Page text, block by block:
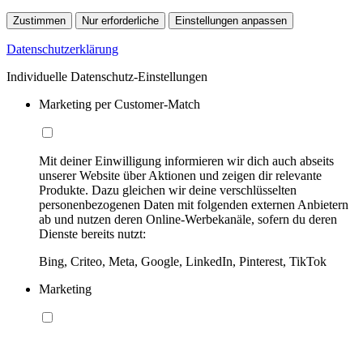
Zustimmen Nur erforderliche Einstellungen anpassen
Datenschutzerklärung
Individuelle Datenschutz-Einstellungen
Marketing per Customer-Match
Mit deiner Einwilligung informieren wir dich auch abseits
unserer Website über Aktionen und zeigen dir relevante
Produkte. Dazu gleichen wir deine verschlüsselten
personenbezogenen Daten mit folgenden externen Anbietern
ab und nutzen deren Online-Werbekanäle, sofern du deren
Dienste bereits nutzt:
Bing, Criteo, Meta, Google, LinkedIn, Pinterest, TikTok
Marketing